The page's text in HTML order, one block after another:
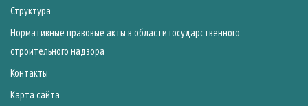
Структура
Нормативные правовые акты в области государственного
строительного надзора
Контакты
Карта сайта